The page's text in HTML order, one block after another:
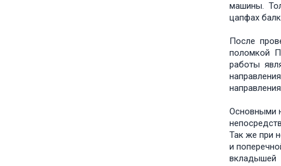
машины.
цапфах
После
поломкой
работы
Основными
Так же при
и
вкладышей